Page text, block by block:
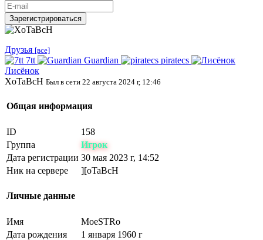
Зарегистрироваться
Друзья [все]
7tt Guardian
piratecs
Лисёнок
ХoTaBcH Был в сети 22 августа 2024 г, 12:46
Общая информация
ID
158
Группа
Игрок
Дата регистрации 30 мая 2023 г, 14:52
Ник на сервере
][oTaBcH
Личные данные
Имя
MoeSTRo
Дата рождения
1 января 1960 г